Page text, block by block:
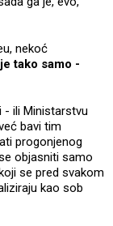
nekoć
tako samo -
- ili Ministarstvu
bavi tim
progonjenog
objasniti samo
se pred svakom
kao sob